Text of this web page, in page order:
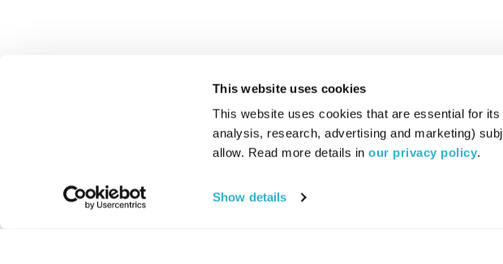
This website uses cookies
This website uses cookies that are essential for
analysis, research, advertising and marketing)
allow. Read more details in our privacy policy.
Show details